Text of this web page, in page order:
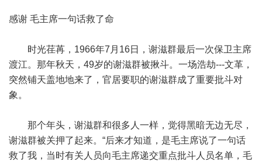
感谢 毛主席一句话救了命
时光荏苒，1966年7月16日，谢滋群最后一次保卫主席
渡江。那年秋天，49岁的谢滋群被揪斗。一场浩劫---文革，
突然铺天盖地地来了，官居要职的谢滋群成了重要批斗对
象。
那个年头，谢滋群和很多人一样，觉得黑暗无边无尽，
谢滋群被关押了起来。“后来才知道，是毛主席说了一句话
救了我，当时有关人员向毛主席递交重点批斗人员名单，毛